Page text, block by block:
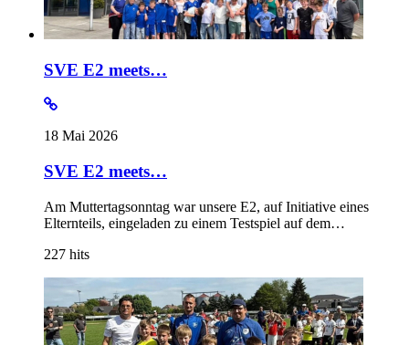
SVE E2 meets…
18 Mai 2026
SVE E2 meets…
Am Muttertagsonntag war unsere E2, auf Initiative eines
Elternteils, eingeladen zu einem Testspiel auf dem…
227 hits